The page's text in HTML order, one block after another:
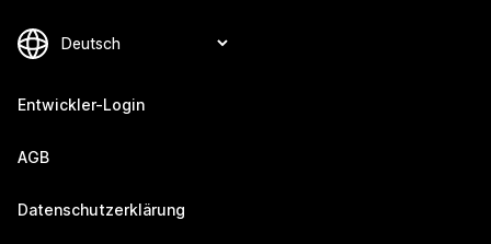
Entwickler-Login
AGB
Datenschutzerklärung